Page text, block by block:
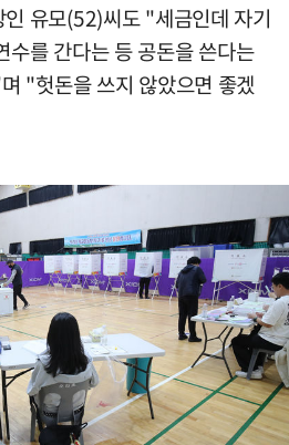
유모(52)씨도 "세금인데 자기
수를 간다는 등 공돈을 쓴다는
"헛돈을 쓰지 않았으면 좋겠